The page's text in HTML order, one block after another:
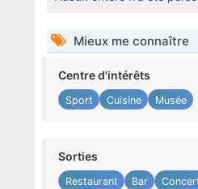
Mieux me connaître
Centre d'intérêts
Sport Cuisine Musée
Sorties
Restaurant Bar